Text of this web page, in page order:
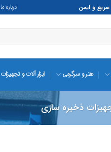
درباره ما
هنر و سرگرمی ابزار آلات و تجهیزات
ذخیره سازی